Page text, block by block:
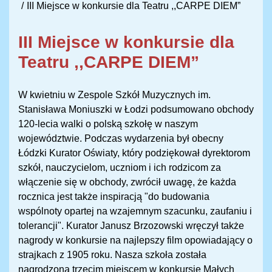
III Miejsce w konkursie dla Teatru ,,CARPE DIEM”
III Miejsce w konkursie dla
Teatru ,,CARPE DIEM”
W kwietniu w Zespole Szkół Muzycznych im.
Stanisława Moniuszki w Łodzi podsumowano obchody
120-lecia walki o polską szkołę w naszym
województwie. Podczas wydarzenia był obecny
Łódzki Kurator Oświaty, który podziękował dyrektorom
szkół, nauczycielom, uczniom i ich rodzicom za
włączenie się w obchody, zwrócił uwagę, że każda
rocznica jest także inspiracją "do budowania
wspólnoty opartej na wzajemnym szacunku, zaufaniu i
tolerancji". Kurator Janusz Brzozowski wręczył także
nagrody w konkursie na najlepszy film opowiadający o
strajkach z 1905 roku. Nasza szkoła została
nagrodzona trzecim miejscem w konkursie Małych